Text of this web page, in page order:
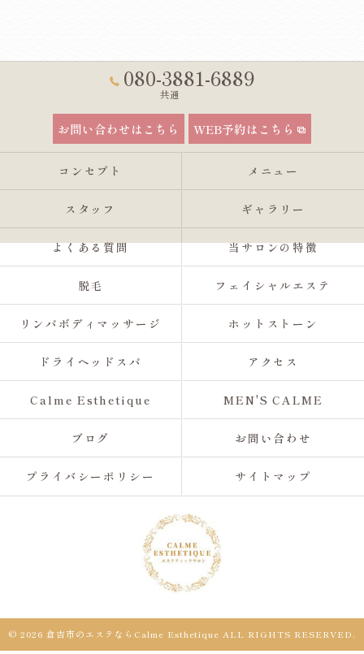
080-3881-6889
共通
お問い合わせはこちら WEB予約はこちら
コンセプト メニュー
スタッフ ギャラリー
よくある質問 当サロンの特徴
脱毛 フェイシャルエステ
リンパボディマッサージ ホットストーン
ドライヘッドスパ アクセス
Calme Esthetique MEN'S CALME
ブログ お問い合わせ
プライバシーポリシー サイトマップ
© 2026 倉吉市のエステならCalme Esthetique ALL RIGHTS RESERVED.